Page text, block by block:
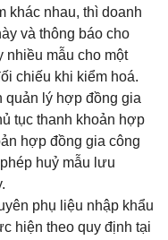
khác nhau, thì doanh
và thông báo cho
nhiều mẫu cho một
chiếu khi kiểm hoá.
quản lý hợp đồng gia
tục thanh khoản hợp
hợp đồng gia công
huỷ mẫu lưu
phụ liệu nhập khẩu
hiện theo quy định tại